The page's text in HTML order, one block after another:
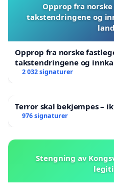
Opprop fra
takstendringene og
Opprop fra norske
takstendringene og
landsråd
2 032 signaturer
Terror skal bekjempes –
976 signaturer
Stengning av